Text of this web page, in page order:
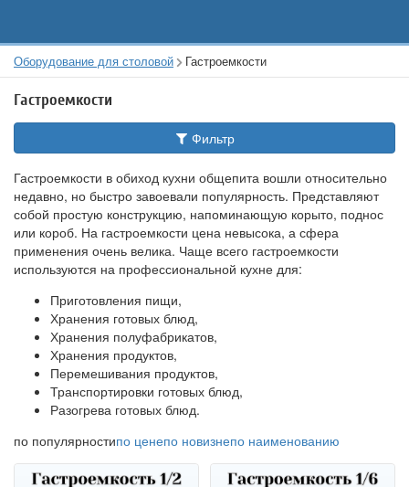
Оборудование для столовой Гастроемкости
Гастроемкости
Фильтр
Гастроемкости в обиход кухни общепита вошли относительно
недавно, но быстро завоевали популярность. Представляют
собой простую конструкцию, напоминающую корыто, поднос
или короб. На гастроемкости цена невысока, а сфера
применения очень велика. Чаще всего гастроемкости
используются на профессиональной кухне для:
Приготовления пищи,
Хранения готовых блюд,
Хранения полуфабрикатов,
Хранения продуктов,
Перемешивания продуктов,
Транспортировки готовых блюд,
Разогрева готовых блюд.
по популярностипо ценепо новизнепо наименованию